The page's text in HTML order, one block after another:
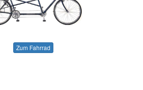
Zum Fahrrad